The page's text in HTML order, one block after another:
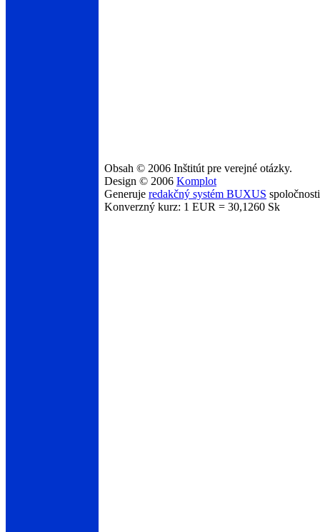
Obsah © 2006 Inštitút pre verejné otázky.
Design © 2006 Komplot
Generuje redakčný systém BUXUS
Konverzný kurz: 1 EUR = 30,1260 Sk